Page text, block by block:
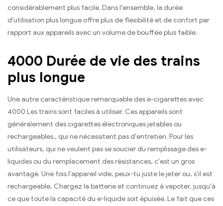
considérablement plus facile. Dans l'ensemble, la durée
d'utilisation plus longue offre plus de flexibilité et de confort par
rapport aux appareils avec un volume de bouffée plus faible..
4000 Durée de vie des trains
plus longue
Une autre caractéristique remarquable des e-cigarettes avec
4000 Les trains sont faciles à utiliser. Ces appareils sont
généralement des cigarettes électroniques jetables ou
rechargeables., qui ne nécessitent pas d'entretien. Pour les
utilisateurs, qui ne veulent pas se soucier du remplissage des e-
liquides ou du remplacement des résistances, c'est un gros
avantage. Une fois l'appareil vide, peux-tu juste le jeter ou, s'il est
rechargeable, Chargez la batterie et continuez à vapoter, jusqu'à
ce que toute la capacité du e-liquide soit épuisée. Le fait que ces